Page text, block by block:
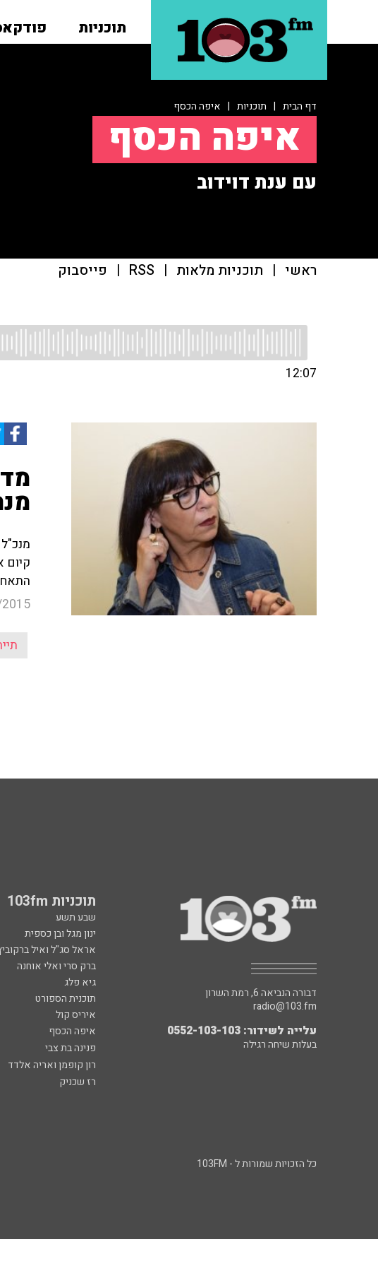
תוכניות
דף הבית | תוכניות | איפה הכסף
איפה הכסף
עם ענת דוידוב
ראשי | תוכניות מלאות |
RSS
| פייסבוק
12:07
קיום
תוכניות 103fm
שבע תשע
ינון מגל ובן כספית
אראל סג"ל ואיל
ברק סרי ואלי אוחנה
גיא פלג
תוכנית הספורט
איריס קול
איפה הכסף
פנינה בת צבי
רון קופמן ואריה אלדד
רז שכניק
דבורה הנביאה 6, רמת השרון
radio@103.fm
עלייה לשידור: 0552-103-103
בעלות שיחה רגילה
כל הזכויות שמורות ל - 103FM